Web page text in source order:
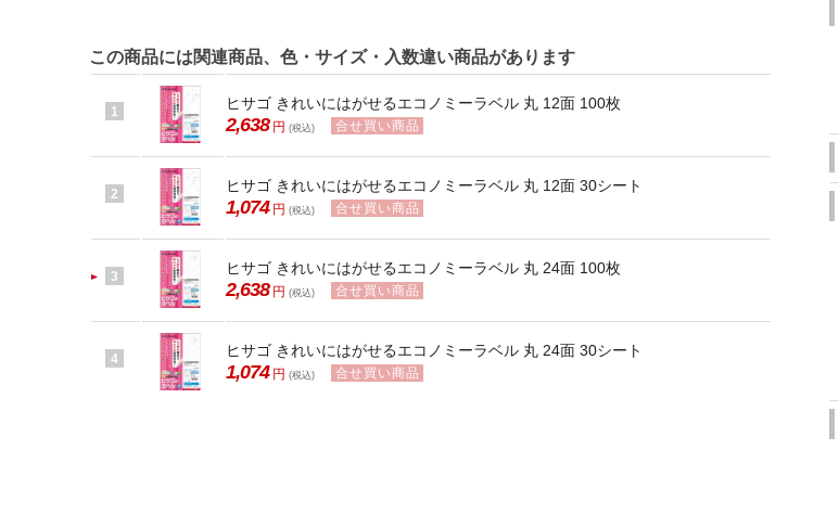
この商品には関連商品、色・サイズ・入数違い商品があります
1 ヒサゴ きれいにはがせるエコノミーラベル 丸 12面 100枚
2,638 円 (税込) 合せ買い商品
2 ヒサゴ きれいにはがせるエコノミーラベル 丸 12面 30シート
1,074 円 (税込) 合せ買い商品
3 ヒサゴ きれいにはがせるエコノミーラベル 丸 24面 100枚
2,638 円 (税込) 合せ買い商品
4 ヒサゴ きれいにはがせるエコノミーラベル 丸 24面 30シート
1,074 円 (税込) 合せ買い商品